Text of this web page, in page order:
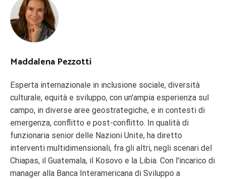
Maddalena Pezzotti
Esperta internazionale in inclusione sociale, diversità
culturale, equità e sviluppo, con un'ampia esperienza sul
campo, in diverse aree geostrategiche, e in contesti di
emergenza, conflitto e post-conflitto. In qualità di
funzionaria senior delle Nazioni Unite, ha diretto
interventi multidimensionali, fra gli altri, negli scenari del
Chiapas, il Guatemala, il Kosovo e la Libia. Con l'incarico di
manager alla Banca Interamericana di Sviluppo a